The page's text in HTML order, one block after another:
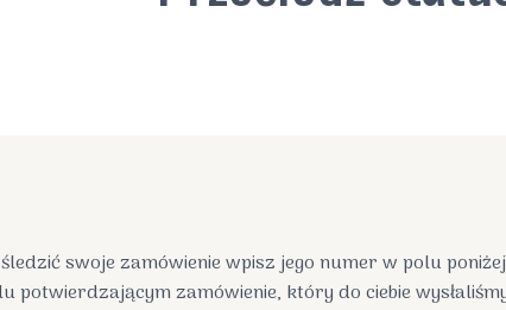
swoje zamówienie wpisz jego numer w polu
potwierdzającym zamówienie, który do ciebie